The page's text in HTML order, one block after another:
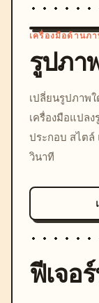
เครื่องมือด้านภ
รูปภา
เปลี่ยนรูปภาพ
เครื่องมือแปล
ประกอบ สไตล์
วินาที
ฟีเจอ